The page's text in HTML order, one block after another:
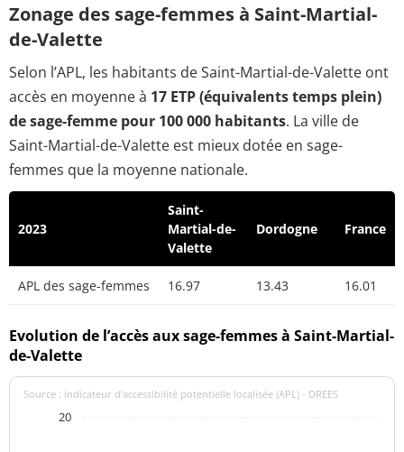
Zonage des sage-femmes à Saint-Martial-
de-Valette
Selon l’APL, les habitants de Saint-Martial-de-Valette ont
accès en moyenne à 17 ETP (équivalents temps plein)
de sage-femme pour 100 000 habitants. La ville de
Saint-Martial-de-Valette est mieux dotée en sage-
femmes que la moyenne nationale.
2023
Saint-
Martial-de-
Valette
Dordogne France
APL des sage-femmes 16.97 13.43 16.01
Evolution de l’accès aux sage-femmes à Saint-Martial-
de-Valette
Source : indicateur d’accessibilité potentielle localisée (APL) - DREES
20